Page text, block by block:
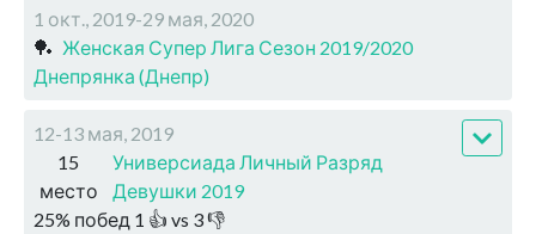
1 окт., 2019-29 мая, 2020
🏓 Женская Супер Лига Сезон 2019/2020
Днепрянка (Днепр)
12-13 мая, 2019
15
место
Универсиада Личный Разряд
Девушки 2019
25% побед 1 👍 vs 3👎